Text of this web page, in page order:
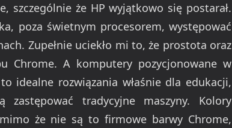
szczególnie że HP wyjątkowo się postarał.
poza świetnym procesorem, występować
Zupełnie uciekło mi to, że prostota oraz
Chrome. A komputery pozycjonowane w
idealne rozwiązania właśnie dla edukacji,
tradycyjne maszyny. Kolory
że nie są to firmowe barwy Chrome,